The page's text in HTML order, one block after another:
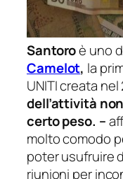
Santoroè uno
Camelot, la
UNITI creata nel
dell’attività
certo peso. –
molto comodo
poter usufruire
riunioni per